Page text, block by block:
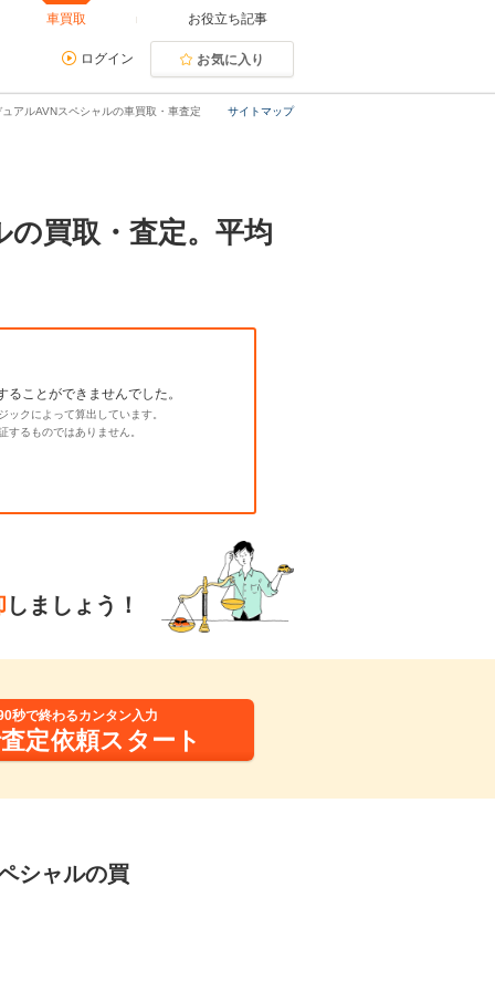
車買取 お役立ち記事
ログイン お気に入り
サイトマップ
アルAVNスペシャルの車買取・車査定
買取・査定。平均
ことができませんでした。
クによって算出しています。
るものではありません。
しましょう！
秒で終わるカンタン入力
定依頼スタート
シャルの買